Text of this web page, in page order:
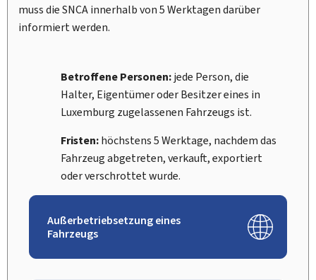
muss die SNCA innerhalb von 5 Werktagen darüber
informiert werden.
Betroffene Personen:jede Person, die
Halter, Eigentümer oder Besitzer eines in
Luxemburg zugelassenen Fahrzeugs ist.
Fristen:höchstens 5 Werktage, nachdem das
Fahrzeug abgetreten, verkauft, exportiert
oder verschrottet wurde.
Außerbetriebsetzung eines
Fahrzeugs